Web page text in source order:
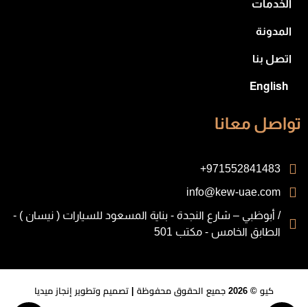
الخدمات
المدونة
اتصل بنا
English
تواصل معانا
971552841483+
info@kew-uae.com
/ أبوظبي – شارع النجدة - بناية المسعود للسيارات ( نيسان ) -
الطابق الخامس - مكتب 501
كيو © 2026 جميع الحقوق محفوظة | تصميم وتطوير إنجاز ميديا